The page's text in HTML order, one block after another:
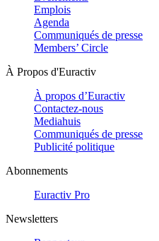
Emplois
Agenda
Communiqués de presse
Members’ Circle
À Propos d'Euractiv
À propos d’Euractiv
Contactez-nous
Mediahuis
Communiqués de presse
Publicité politique
Abonnements
Euractiv Pro
Newsletters